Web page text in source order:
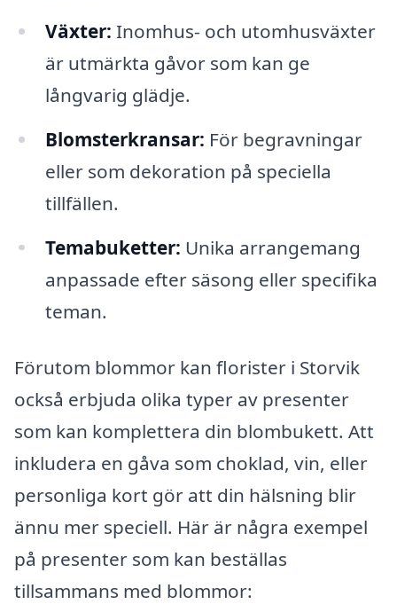
Växter: Inomhus- och utomhusväxter
är utmärkta gåvor som kan ge
långvarig glädje.
Blomsterkransar: För begravningar
eller som dekoration på speciella
tillfällen.
Temabuketter: Unika arrangemang
anpassade efter säsong eller specifika
teman.
Förutom blommor kan florister i Storvik
också erbjuda olika typer av presenter
som kan komplettera din blombukett. Att
inkludera en gåva som choklad, vin, eller
personliga kort gör att din hälsning blir
ännu mer speciell. Här är några exempel
på presenter som kan beställas
tillsammans med blommor: